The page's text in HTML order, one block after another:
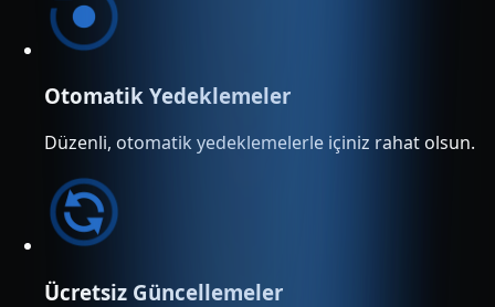
Otomatik Yedeklemeler
Düzenli, otomatik yedeklemelerle içiniz rahat olsun.
Ücretsiz Güncellemeler